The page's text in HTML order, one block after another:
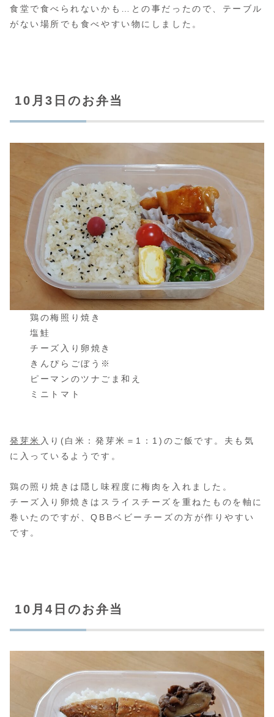
食堂で食べられないかも…との事だったので、テーブル
がない場所でも食べやすい物にしました。
10月3日のお弁当
鶏の梅照り焼き
塩鮭
チーズ入り卵焼き
きんぴらごぼう※
ピーマンのツナごま和え
ミニトマト
発芽米 入り(白米：発芽米＝1：1)のご飯です。夫も気
に入っているようです。
鶏の照り焼きは隠し味程度に梅肉を入れました。
チーズ入り卵焼きはスライスチーズを重ねたものを軸に
巻いたのですが、QBBベビーチーズの方が作りやすい
です。
10月4日のお弁当